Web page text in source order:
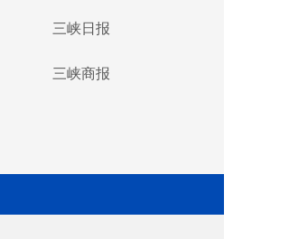
三峡日报
三峡商报